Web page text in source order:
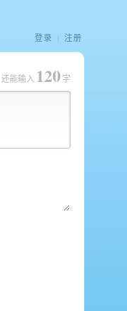
登录 注册
还能输入 120 字